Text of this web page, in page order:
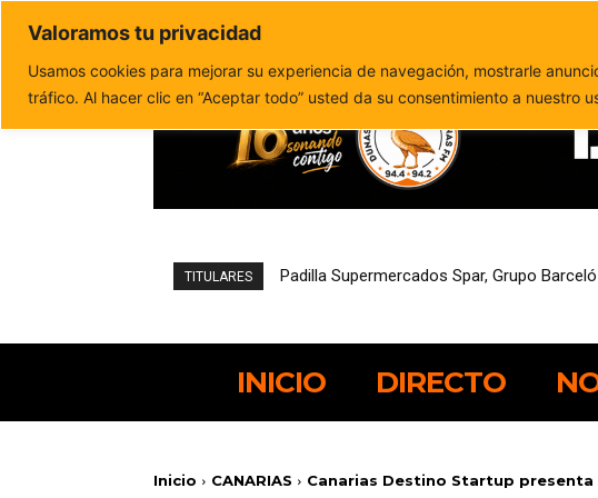
Valoramos tu privacidad
Usamos cookies para mejorar su experiencia de navegación, mostrarle
tráfico. Al hacer clic en “Aceptar todo” usted da su consentimiento a nuestro
Política de privacidad
TITULARES Padilla Supermercados Spar, Grupo
INICIO DIRECTO
Inicio CANARIAS Canarias Destino Startup